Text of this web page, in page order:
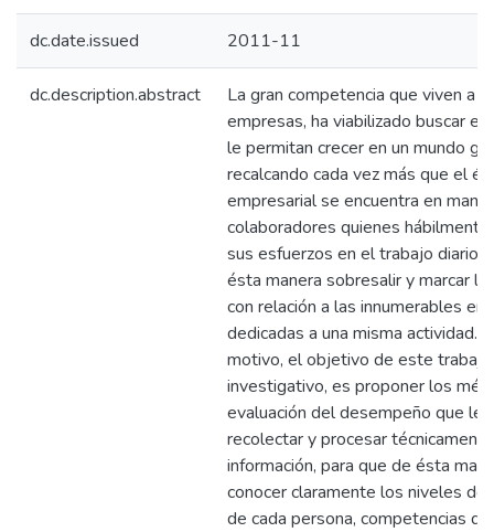
dc.date.issued 2011-11
dc.description.abstract
La gran competencia que viven a
empresas, ha viabilizado buscar
le permitan crecer en un mundo
recalcando cada vez más que el
empresarial se encuentra en
colaboradores quienes hábilmente
sus esfuerzos en el trabajo diario,
ésta manera sobresalir y marcar la
con relación a las innumerables
dedicadas a una misma actividad.
motivo, el objetivo de este trabajo
investigativo, es proponer los
evaluación del desempeño que le
recolectar y procesar
información, para que de ésta
conocer claramente los niveles de
de cada persona, competencias